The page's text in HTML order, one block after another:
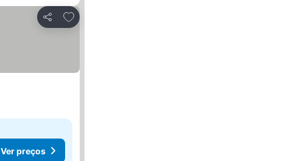
Partilhar
Adicionar aos favoritos
Ver preços